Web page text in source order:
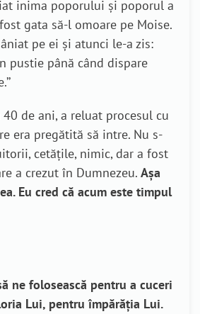
inima poporului și poporul a
gata să-l omoare pe Moise.
pe ei și atunci le-a zis:
pustie până când dispare
40 de ani, a reluat procesul cu
era pregătită să intre. Nu s-
cetățile, nimic, dar a fost
a crezut în Dumnezeu. Așa
Eu cred că acum este timpul
ne folosească pentru a cuceri
Lui, pentru împărăția Lui.